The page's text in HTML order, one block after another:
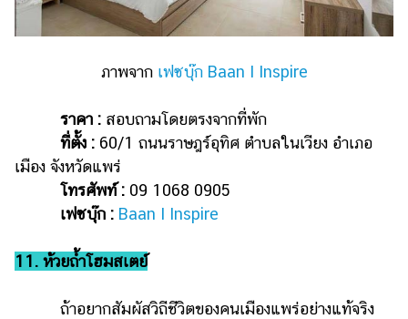
ภาพจาก เฟซบุ๊ก Baan I Inspire
ราคา : สอบถามโดยตรงจากที่พัก
ที่ตั้ง : 60/1 ถนนราษฎร์อุทิศ ตำบลในเวียง อำเภอ
เมือง จังหวัดแพร่
โทรศัพท์ : 09 1068 0905
เฟซบุ๊ก : Baan I Inspire
11. ห้วยถ้ำโฮมสเตย์
ถ้าอยากสัมผัสวิถีชีวิตของคนเมืองแพร่อย่างแท้จริง